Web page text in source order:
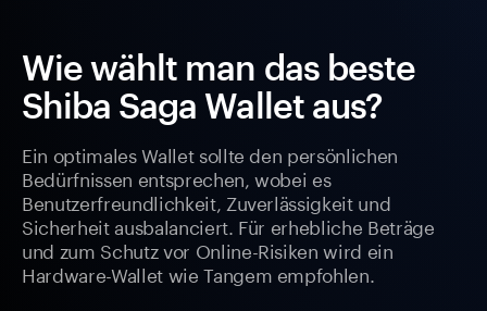
Wie wählt man das beste
Shiba Saga Wallet aus?
Ein optimales Wallet sollte den persönlichen
Bedürfnissen entsprechen, wobei es
Benutzerfreundlichkeit, Zuverlässigkeit und
Sicherheit ausbalanciert. Für erhebliche Beträge
und zum Schutz vor Online-Risiken wird ein
Hardware-Wallet wie Tangem empfohlen.